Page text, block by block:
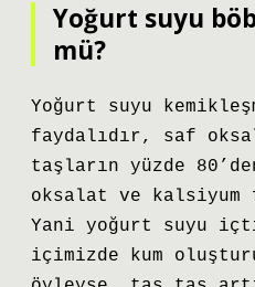
Yoğurt suyu
mü?
Yoğurt suyu
faydalıdır, saf
taşların yüzde
oksalat ve
Yani yoğurt suyu
içimizde kum